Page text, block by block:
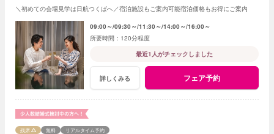
＼初めての会場見学は日航つくばへ／宿泊施設もご案内可能宿泊価格もお得にご案内
09:00～ 09:30～ 11:30～ 14:00～ 16:00～
120分程度
最近1人がチェックしました
詳しくみる フェア予約
残席 無料 リアルタイム予約